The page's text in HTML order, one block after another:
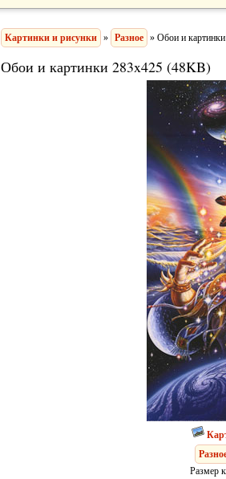
Картинки и рисунки » Разное » Обои и картинки
Обои и картинки 283x425 (48KB)
Размер